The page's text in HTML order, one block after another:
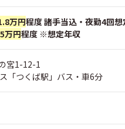
万円程度 諸手当込・夜勤4回想
万円程度 ※想定年収
宮1-12-1
「つくば駅」バス・車6分